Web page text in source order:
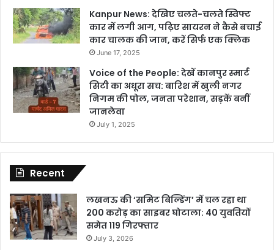
Kanpur News: देखिए चलते-चलते स्विफ्ट
कार में लगी आग, पढ़िए सायरन ने कैसे बचाई
कार चालक की जान, करें सिर्फ एक क्लिक
June 17, 2025
Voice of the People: देखें कानपुर स्मार्ट
सिटी का अधूरा सच: बारिश में खुली नगर
निगम की पोल, जनता परेशान, सड़कें बनीं
जानलेवा
July 1, 2025
Recent
लखनऊ की ‘समिट बिल्डिंग’ में चल रहा था
200 करोड़ का साइबर घोटाला: 40 युवतियों
समेत 119 गिरफ्तार
July 3, 2026